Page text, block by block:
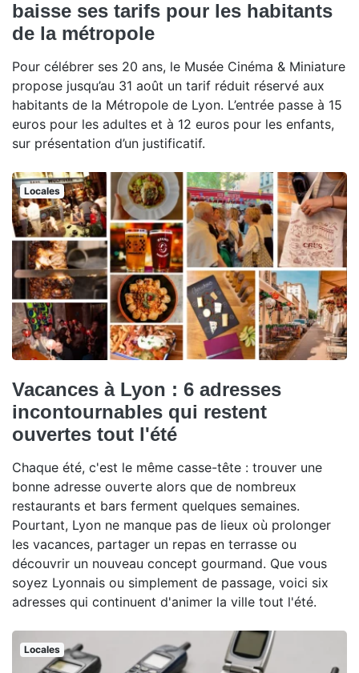
baisse ses tarifs pour les habitants
de la métropole
Pour célébrer ses 20 ans, le Musée Cinéma & Miniature
propose jusqu’au 31 août un tarif réduit réservé aux
habitants de la Métropole de Lyon. L’entrée passe à 15
euros pour les adultes et à 12 euros pour les enfants,
sur présentation d’un justificatif.
Locales
Vacances à Lyon : 6 adresses
incontournables qui restent
ouvertes tout l'été
Chaque été, c'est le même casse-tête : trouver une
bonne adresse ouverte alors que de nombreux
restaurants et bars ferment quelques semaines.
Pourtant, Lyon ne manque pas de lieux où prolonger
les vacances, partager un repas en terrasse ou
découvrir un nouveau concept gourmand. Que vous
soyez Lyonnais ou simplement de passage, voici six
adresses qui continuent d'animer la ville tout l'été.
Locales